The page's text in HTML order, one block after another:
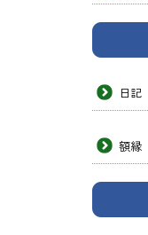
日記
額縁